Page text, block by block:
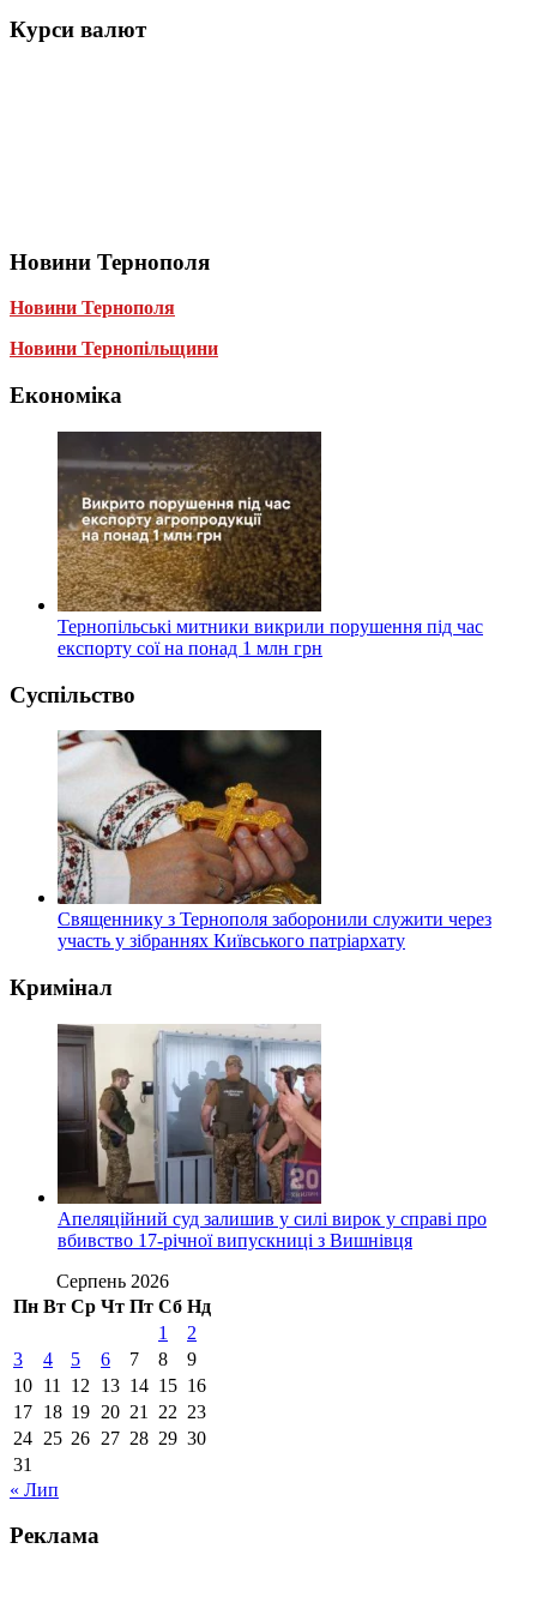
Курси валют
Новини Тернополя
Новини Тернополя
Новини Тернопільщини
Економіка
Тернопільські митники викрили порушення під час
експорту сої на понад 1 млн грн
Суспільство
Священнику з Тернополя заборонили служити через
участь у зібраннях Київського патріархату
Кримінал
Апеляційний суд залишив у силі вирок у справі про
вбивство 17-річної випускниці з Вишнівця
Серпень 2026
Пн Вт Ср Чт Пт Сб Нд
1
2
3
4 5 6 7 8
9
10 11 12 13 14 15 16
17 18 19 20 21 22 23
24 25 26 27 28 29 30
31
« Лип
Реклама